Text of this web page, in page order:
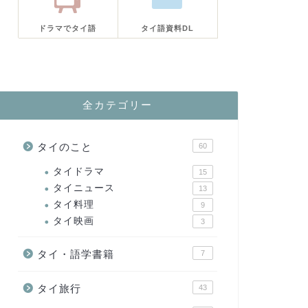
ドラマでタイ語 タイ語資料DL
全カテゴリー
タイのこと 60
タイドラマ 15
タイニュース 13
タイ料理 9
タイ映画 3
タイ・語学書籍 7
タイ旅行 43